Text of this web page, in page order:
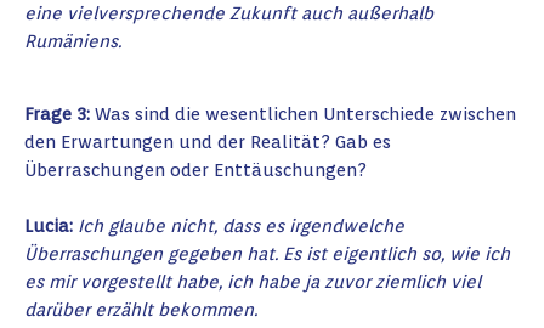
eine vielversprechende Zukunft auch außerhalb
Rumäniens.
Frage 3: Was sind die wesentlichen Unterschiede zwischen
den Erwartungen und der Realität? Gab es
Überraschungen oder Enttäuschungen?
Lucia: Ich glaube nicht, dass es irgendwelche
Überraschungen gegeben hat. Es ist eigentlich so, wie ich
es mir vorgestellt habe, ich habe ja zuvor ziemlich viel
darüber erzählt bekommen.